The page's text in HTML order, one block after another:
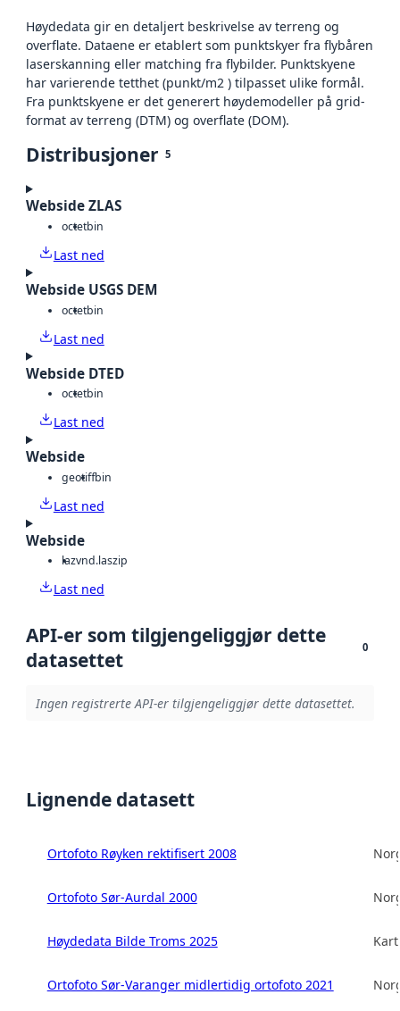
Høydedata gir en detaljert beskrivelse av terreng og
overflate. Dataene er etablert som punktskyer fra flybåren
laserskanning eller matching fra flybilder. Punktskyene
har varierende tetthet (punkt/m2 ) tilpasset ulike formål.
Fra punktskyene er det generert høydemodeller på grid-
format av terreng (DTM) og overflate (DOM).
Distribusjoner 5
Webside ZLAS
octetbin
Last ned
Webside USGS DEM
octetbin
Last ned
Webside DTED
octetbin
Last ned
Webside
geotiffbin
Last ned
Webside
lazvnd.laszip
Last ned
API-er som tilgjengeliggjør dette
datasettet
0
Ingen registrerte API-er tilgjengeliggjør dette datasettet.
Lignende datasett
Ortofoto Røyken rektifisert 2008
Ortofoto Sør-Aurdal 2000
Høydedata Bilde Troms 2025
Ortofoto Sør-Varanger midlertidig ortofoto 2021